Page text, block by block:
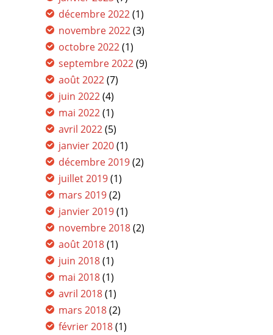
décembre 2022(1)
novembre 2022(3)
octobre 2022(1)
septembre 2022(9)
août 2022(7)
juin 2022(4)
mai 2022(1)
avril 2022(5)
janvier 2020(1)
décembre 2019(2)
juillet 2019(1)
mars 2019(2)
janvier 2019(1)
novembre 2018(2)
août 2018(1)
juin 2018(1)
mai 2018(1)
avril 2018(1)
mars 2018(2)
février 2018(1)